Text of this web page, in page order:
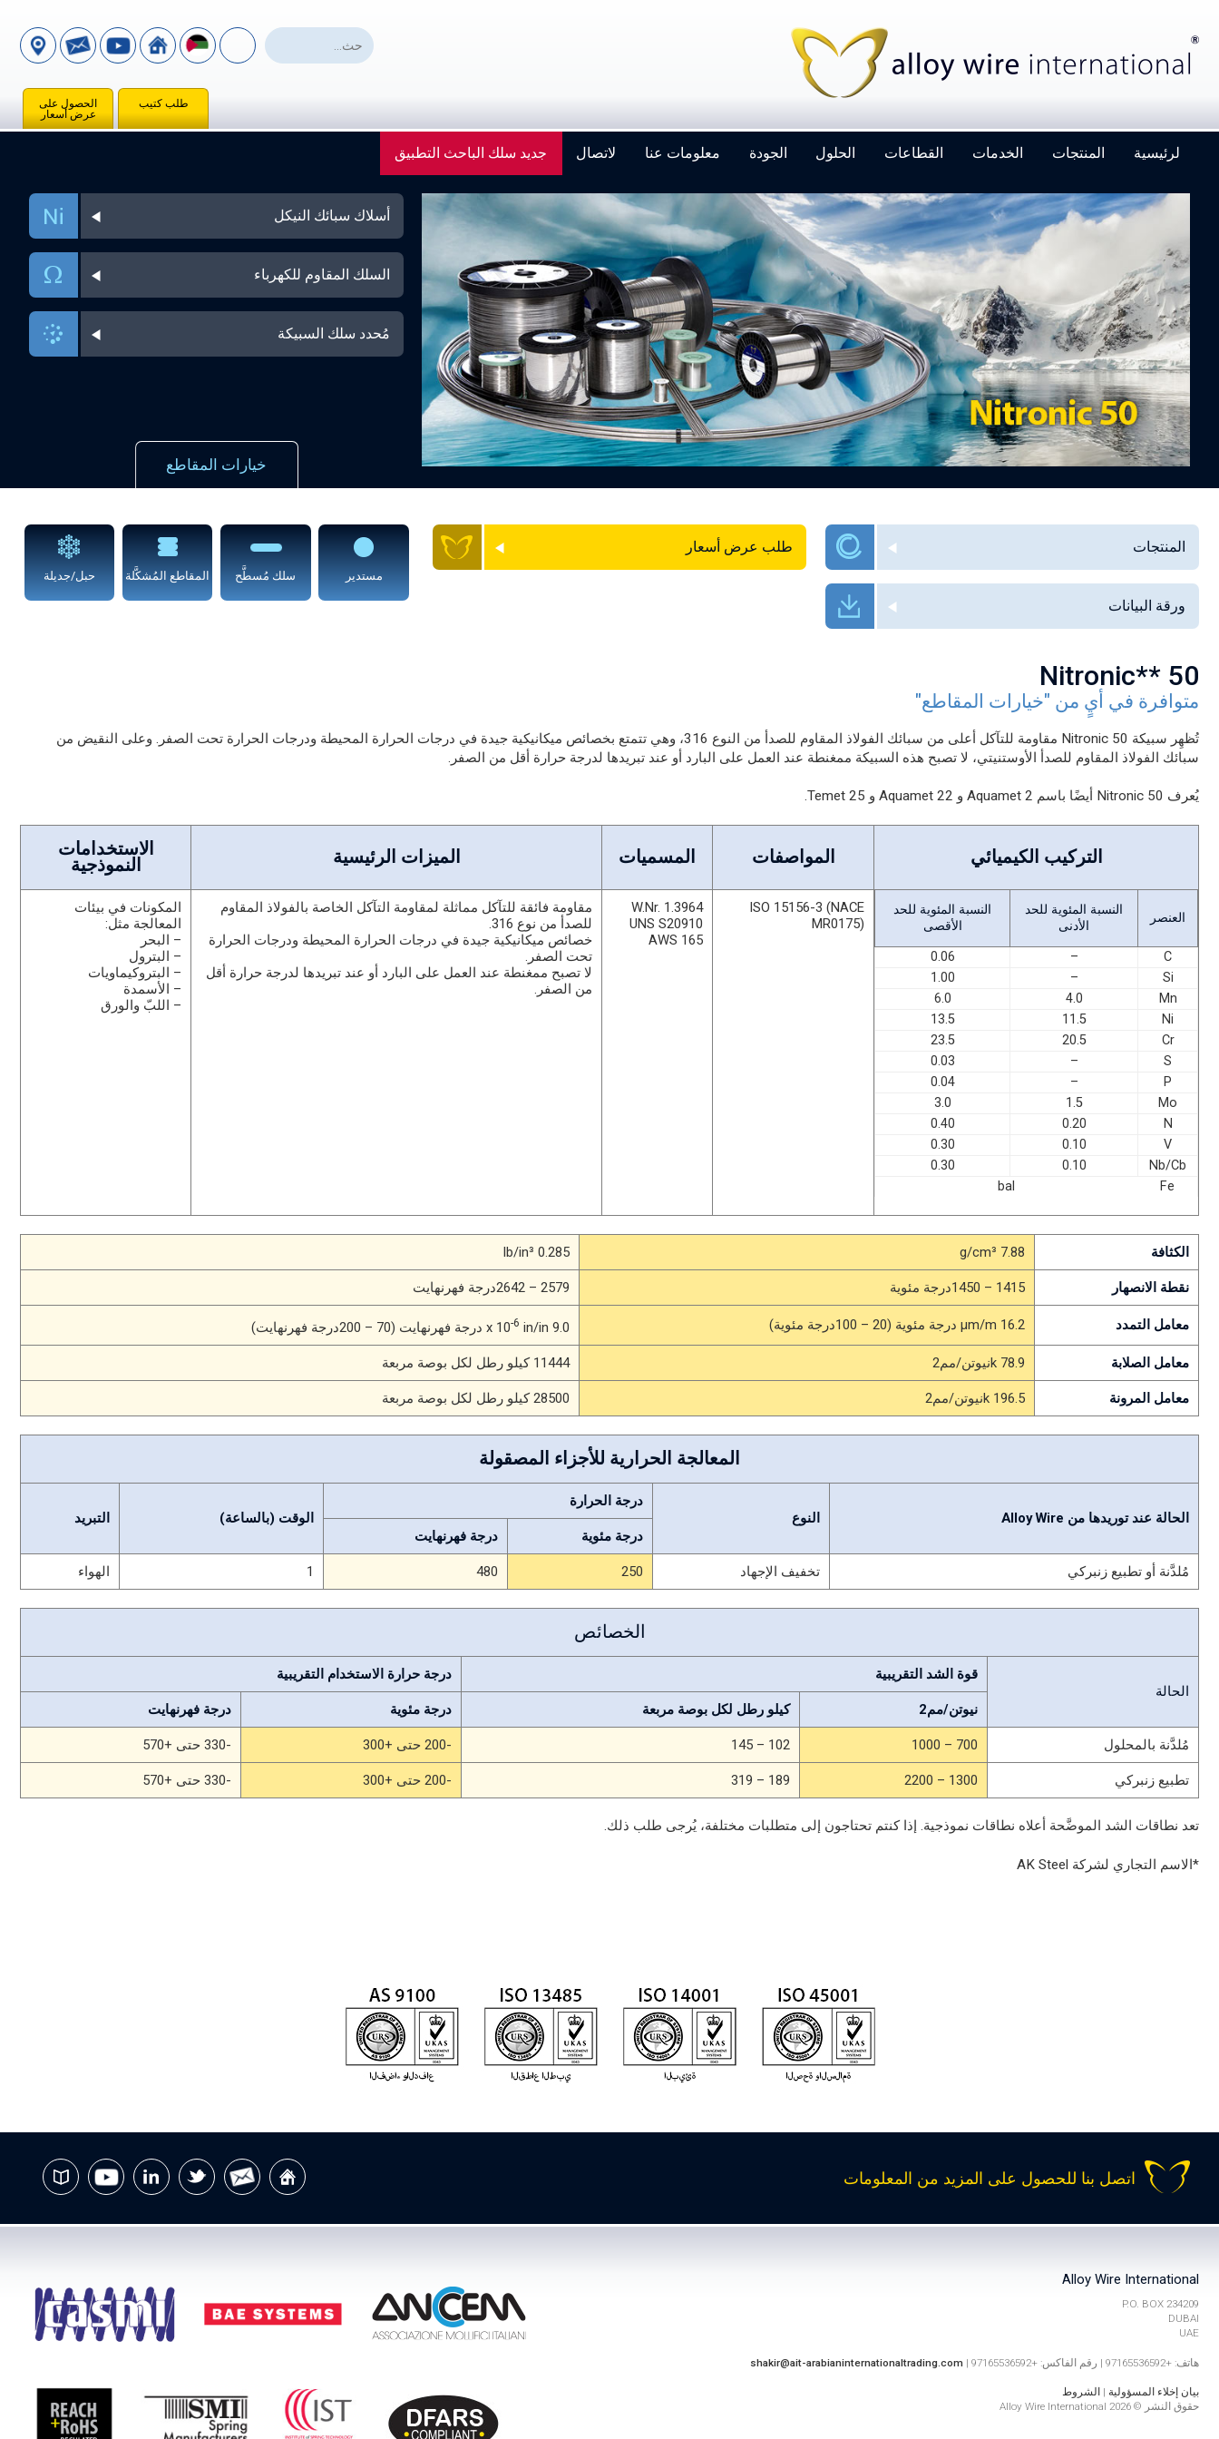
الحصول على
عرض أسعار
طلب كتيب
لرئيسية المنتجات الخدمات القطاعات الحلول الجودة معلومات عنا لاتصال جديد سلك الباحث التطبيق
أسلاك سبائك النيكل
السلك المقاوم للكهرباء
مُحدد سلك السبيكة
المنتجات طلب عرض أسعار
ورقة البيانات
خيارات المقاطع
مستدير سلك مُسطَّح المقاطع المُشكَّلة حبل/جديلة
Nitronic** 50
متوافرة في أيٍ من "خيارات المقاطع"
تُظهِر سبيكة Nitronic 50 مقاومة للتآكل أعلى من سبائك الفولاذ المقاوم للصدأ من النوع 316، وهي تتمتع بخصائص ميكانيكية جيدة في درجات الحرارة المحيطة ودرجات الحرارة تحت الصفر. وعلى النقيض من
سبائك الفولاذ المقاوم للصدأ الأوستنيتي، لا تصبح هذه السبيكة ممغنطة عند العمل على البارد أو عند تبريدها لدرجة حرارة أقل من الصفر.
يُعرف Nitronic 50 أيضًا باسم Aquamet 2 و Aquamet 22 و Temet 25.
التركيب الكيميائي المواصفات المسميات الميزات الرئيسية الاستخدامات
النموذجية
العنصر
النسبة المئوية للحد
الأدنى
النسبة المئوية للحد
الأقصى
C
–
0.06
Si
–
1.00
Mn
4.0
6.0
Ni
11.5
13.5
Cr
20.5
23.5
S
–
0.03
P
–
0.04
Mo
1.5
3.0
N
0.20
0.40
V
0.10
0.30
Nb/Cb
0.10
0.30
Fe
bal
ISO 15156-3 (NACE
MR0175)
W.Nr. 1.3964
UNS S20910
AWS 165
مقاومة فائقة للتآكل مماثلة لمقاومة التآكل الخاصة بالفولاذ المقاوم
للصدأ من نوع 316.
خصائص ميكانيكية جيدة في درجات الحرارة المحيطة ودرجات الحرارة
تحت الصفر.
لا تصبح ممغنطة عند العمل على البارد أو عند تبريدها لدرجة حرارة أقل
من الصفر.
المكونات في بيئات
المعالجة مثل:
– البحر
– البترول
– البتروكيماويات
– الأسمدة
– اللبّ والورق
الكثافة 7.88 g/cm³
0.285 lb/in³
نقطة الانصهار 1415 – 1450درجة مئوية 2579 – 2642درجة فهرنهايت
معامل التمدد 16.2 μm/m درجة مئوية (20 – 100درجة مئوية) 9.0 x 10
-6 in/in درجة فهرنهايت (70 – 200درجة فهرنهايت)
معامل الصلابة 78.9 kنيوتن/مم2 11444 كيلو رطل لكل بوصة مربعة
معامل المرونة 196.5 kنيوتن/مم2 28500 كيلو رطل لكل بوصة مربعة
المعالجة الحرارية للأجزاء المصقولة
الحالة عند توريدها من Alloy Wire النوع
درجة الحرارة
الوقت (بالساعة)
التبريد
درجة مئوية
درجة فهرنهايت
مُلدَّنة أو تطبيع زنبركي تخفيف الإجهاد 250
480
1 الهواء
الخصائص
الحالة
قوة الشد التقريبية درجة حرارة الاستخدام التقريبية
نيوتن/مم2 كيلو رطل لكل بوصة مربعة درجة مئوية درجة فهرنهايت
مُلدَّنة بالمحلول 700 – 1000
102 – 145 -200 حتى +300 -330 حتى +570
تطبيع زنبركي 1300 – 2200
189 – 319 -200 حتى +300 -330 حتى +570
تعد نطاقات الشد الموضَّحة أعلاه نطاقات نموذجية. إذا كنتم تحتاجون إلى متطلبات مختلفة، يُرجى طلب ذلك.
*الاسم التجاري لشركة AK Steel
اتصل بنا للحصول على المزيد من المعلومات
Alloy Wire International
P.O. BOX 234209
DUBAI
UAE
هاتف: +97165536592 | رقم الفاكس: +97165536592 | shakir@ait-arabianinternationaltrading.com
بيان إخلاء المسؤولية | الشروط
حقوق النشر © 2026 Alloy Wire International